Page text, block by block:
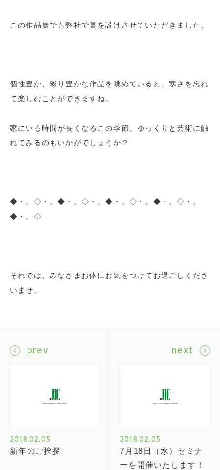
この作品展でも弊社で賞を設けさせていただきました。
個性豊か、彩り豊かな作品を眺めていると、寒さを忘れ
て楽しむことができますね。
家にいる時間が長くなるこの季節、ゆっくりと芸術に触
れてみるのもいかがでしょうか？
◆・。◇・。◆・。◇・。◆・。◇・。◆・。◇・。
◆・。◇
それでは、みなさまお体にお気をつけてお過ごしくださ
いませ。
prev
2018.02.05
新年のご挨拶
next
2018.02.05
7月18日（水）セミナ
ーを開催いたします！